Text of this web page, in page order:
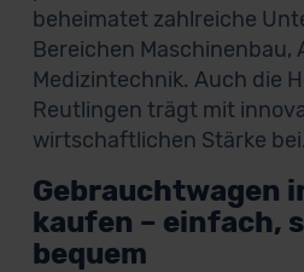
beheimatet zahlreiche
Bereichen Maschinenbau,
Medizintechnik. Auch die
Reutlingen trägt mit
wirtschaftlichen Stärke bei.
Gebrauchtwagen
kaufen – einfach,
bequem